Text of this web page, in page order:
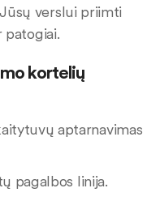
verslui priimti
patogiai.
kortelių
aptarnavimas
pagalbos linija.